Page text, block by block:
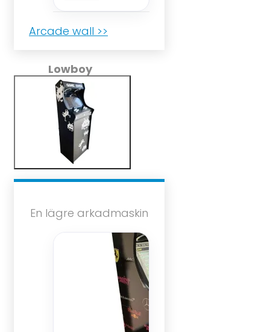
Arcade wall >>
Lowboy
En lägre arkadmaskin